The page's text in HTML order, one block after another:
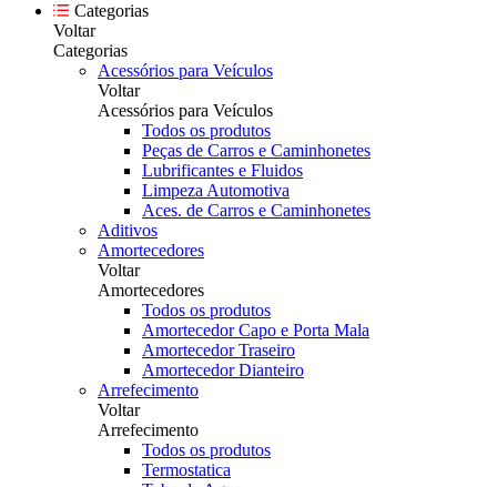
Categorias
Voltar
Categorias
Acessórios para Veículos
Voltar
Acessórios para Veículos
Todos os produtos
Peças de Carros e Caminhonetes
Lubrificantes e Fluidos
Limpeza Automotiva
Aces. de Carros e Caminhonetes
Aditivos
Amortecedores
Voltar
Amortecedores
Todos os produtos
Amortecedor Capo e Porta Mala
Amortecedor Traseiro
Amortecedor Dianteiro
Arrefecimento
Voltar
Arrefecimento
Todos os produtos
Termostatica